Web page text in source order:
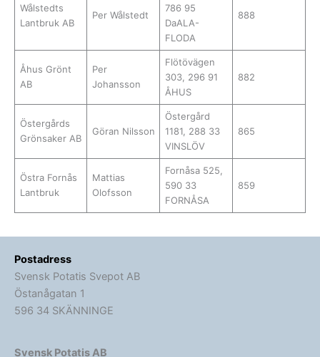
Wålstedts
Lantbruk AB
Per Wålstedt
786 95
DaALA-
FLODA
888
Åhus Grönt
AB
Per
Johansson
Flötövägen
303, 296 91
ÅHUS
882
Östergårds
Grönsaker AB
Göran Nilsson
Östergård
1181, 288 33
VINSLÖV
865
Östra Fornås
Lantbruk
Mattias
Olofsson
Fornåsa 525,
590 33
FORNÅSA
859
Postadress
Svensk Potatis Svepot AB
Östanågatan 1
596 34 SKÄNNINGE
Svensk Potatis AB